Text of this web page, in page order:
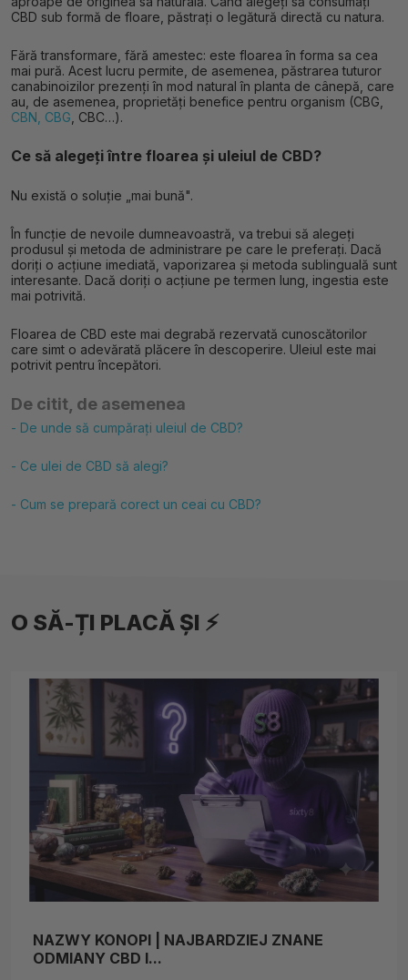
CBD sub formă de floare, păstrați o legătură directă cu natura.
Fără transformare, fără amestec: este floarea în forma sa cea
mai pură. Acest lucru permite, de asemenea, păstrarea tuturor
canabinoizilor prezenți în mod natural în planta de cânepă, care
au, de asemenea, proprietăți benefice pentru organism (CBG,
CBN, CBG , CBC…).
Ce să alegeți între floarea și uleiul de CBD?
Nu există o soluție „mai bună".
În funcție de nevoile dumneavoastră, va trebui să alegeți
produsul și metoda de administrare pe care le preferați. Dacă
doriți o acțiune imediată, vaporizarea și metoda sublinguală sunt
interesante. Dacă doriți o acțiune pe termen lung, ingestia este
mai potrivită.
Floarea de CBD este mai degrabă rezervată cunoscătorilor
care simt o adevărată plăcere în descoperire. Uleiul este mai
potrivit pentru începători.
De citit, de asemenea
- De unde să cumpărați uleiul de CBD?
- Ce ulei de CBD să alegi?
- Cum se prepară corect un ceai cu CBD?
O SĂ-ȚI PLACĂ ȘI ⚡
NAZWY KONOPI | NAJBARDZIEJ ZNANE
ODMIANY CBD I...